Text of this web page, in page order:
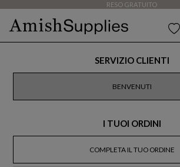
RESO GRATUITO
SERVIZIO CLIENTI
BENVENUTI
I TUOI ORDINI
COMPLETA IL TUO ORDINE